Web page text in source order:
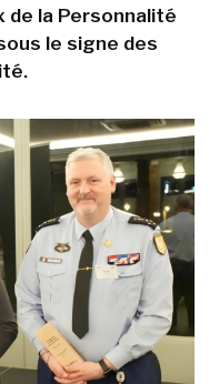
de la Personnalité
le signe des